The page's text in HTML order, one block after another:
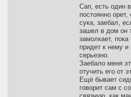
Сап, есть один
постоянно
сука, заебал,
зашел в дом он
замолкает,
придет к нему и
серьезно.
Заебало меня
отучить его от
Ещё бывает
говорит сам с